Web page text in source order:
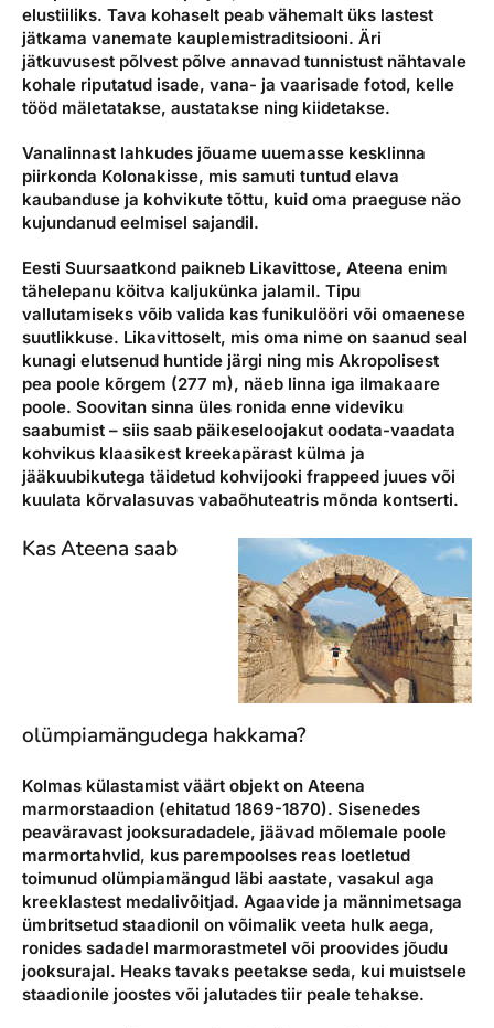
elustiiliks. Tava kohaselt peab vähemalt üks lastest
jätkama vanemate kauplemistraditsiooni. Äri
jätkuvusest põlvest põlve annavad tunnistust nähtavale
kohale riputatud isade, vana- ja vaarisade fotod, kelle
tööd mäletatakse, austatakse ning kiidetakse.
Vanalinnast lahkudes jõuame uuemasse kesklinna
piirkonda Kolonakisse, mis samuti tuntud elava
kaubanduse ja kohvikute tõttu, kuid oma praeguse näo
kujundanud eelmisel sajandil.
Eesti Suursaatkond paikneb Likavittose, Ateena enim
tähelepanu köitva kaljukünka jalamil. Tipu
vallutamiseks võib valida kas funikulööri või omaenese
suutlikkuse. Likavittoselt, mis oma nime on saanud seal
kunagi elutsenud huntide järgi ning mis Akropolisest
pea poole kõrgem (277 m), näeb linna iga ilmakaare
poole. Soovitan sinna üles ronida enne videviku
saabumist – siis saab päikeseloojakut oodata-vaadata
kohvikus klaasikest kreekapärast külma ja
jääkuubikutega täidetud kohvijooki frappeed juues või
kuulata kõrvalasuvas vabaõhuteatris mõnda kontserti.
Kas Ateena saab
olümpiamängudega hakkama?
Kolmas külastamist väärt objekt on Ateena
marmorstaadion (ehitatud 1869-1870). Sisenedes
peaväravast jooksuradadele, jäävad mõlemale poole
marmortahvlid, kus parempoolses reas loetletud
toimunud olümpiamängud läbi aastate, vasakul aga
kreeklastest medalivõitjad. Agaavide ja männimetsaga
ümbritsetud staadionil on võimalik veeta hulk aega,
ronides sadadel marmorastmetel või proovides jõudu
jooksurajal. Heaks tavaks peetakse seda, kui muistsele
staadionile joostes või jalutades tiir peale tehakse.